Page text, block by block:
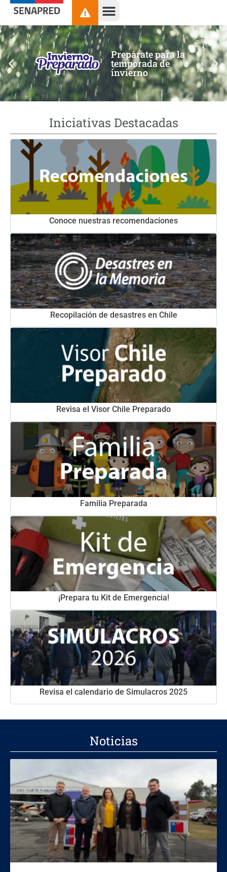
contenido
Prepárate para la
temporada de
invierno
Iniciativas Destacadas
Conoce nuestras recomendaciones
Recopilación de desastres en Chile
Revisa el Visor Chile Preparado
Familia Preparada
¡Prepara tu Kit de Emergencia!
Revisa el calendario de Simulacros 2025
Noticias